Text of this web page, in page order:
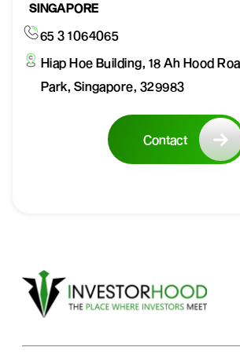
SINGAPORE
65 3 1064065
Hiap Hoe Building, 18 Ah Hood
Park, Singapore, 329983
Contact